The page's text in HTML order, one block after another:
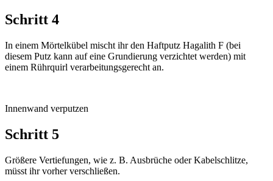
Schritt 4
In einem Mörtelkübel mischt ihr den Haftputz Hagalith F (bei
diesem Putz kann auf eine Grundierung verzichtet werden) mit
einem Rührquirl verarbeitungsgerecht an.
Innenwand verputzen
Schritt 5
Größere Vertiefungen, wie z. B. Ausbrüche oder Kabelschlitze,
müsst ihr vorher verschließen.